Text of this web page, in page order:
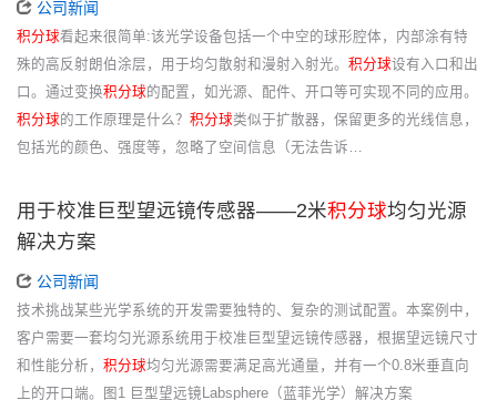
公司新闻
积分球看起来很简单:该光学设备包括一个中空的球形腔体，内部涂有特
殊的高反射朗伯涂层，用于均匀散射和漫射入射光。 积分球设有入口和出
口。通过变换积分球 的配置，如光源、配件、开口等可实现不同的应用。
积分球 的工作原理是什么？ 积分球类似于扩散器，保留更多的光线信息，
包括光的颜色、强度等，忽略了空间信息（无法告诉…
用于校准巨型望远镜传感器——2米积分球均匀光源
解决方案
公司新闻
技术挑战某些光学系统的开发需要独特的、复杂的测试配置。本案例中，
客户需要一套均匀光源系统用于校准巨型望远镜传感器，根据望远镜尺寸
和性能分析， 积分球均匀光源需要满足高光通量，并有一个0.8米垂直向
上的开口端。图1 巨型望远镜Labsphere（蓝菲光学）解决方案